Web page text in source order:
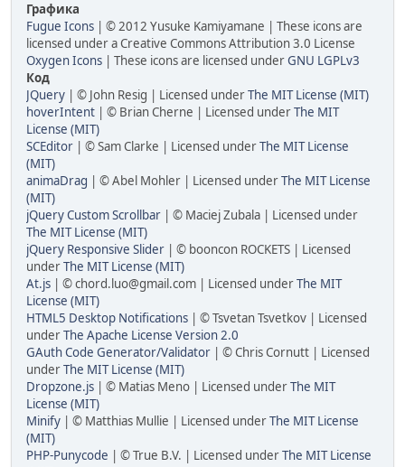
Графика
Fugue Icons | © 2012 Yusuke Kamiyamane | These icons are
licensed under a Creative Commons Attribution 3.0 License
Oxygen Icons | These icons are licensed underGNU LGPLv3
Код
JQuery | © John Resig | Licensed underThe MIT License (MIT)
hoverIntent | © Brian Cherne | Licensed underThe MIT
License (MIT)
SCEditor | © Sam Clarke | Licensed underThe MIT License
(MIT)
animaDrag | © Abel Mohler | Licensed underThe MIT License
(MIT)
jQuery Custom Scrollbar | © Maciej Zubala | Licensed under
The MIT License (MIT)
jQuery Responsive Slider | © booncon ROCKETS | Licensed
underThe MIT License (MIT)
At.js | © chord.luo@gmail.com | Licensed underThe MIT
License (MIT)
HTML5 Desktop Notifications | © Tsvetan Tsvetkov | Licensed
underThe Apache License Version 2.0
GAuth Code Generator/Validator | © Chris Cornutt | Licensed
underThe MIT License (MIT)
Dropzone.js | © Matias Meno | Licensed underThe MIT
License (MIT)
Minify | © Matthias Mullie | Licensed underThe MIT License
(MIT)
PHP-Punycode | © True B.V. | Licensed underThe MIT License